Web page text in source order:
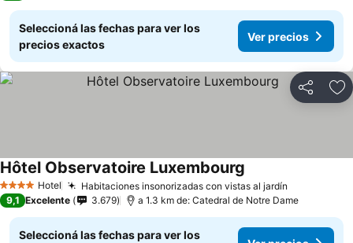
Seleccioná las fechas para ver los
precios exactos
Ver precios
Compartir
4 EstrellasHotel Habitaciones insonorizadas con vistas al jardín
Hôtel Observatoire Luxembourg
9,1 Excelente 3.679 a 1.3 km de: Catedral de Notre Dame
Seleccioná las fechas para ver los